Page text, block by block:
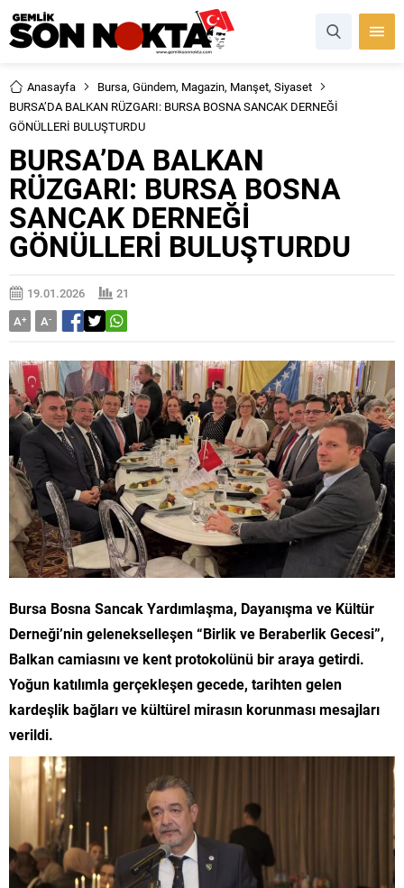
Anasayfa Bursa, Gündem, Magazin, Manşet, Siyaset
BURSA’DA BALKAN RÜZGARI: BURSA BOSNA SANCAK DERNEĞİ
GÖNÜLLERİ BULUŞTURDU
BURSA’DA BALKAN
RÜZGARI: BURSA BOSNA
SANCAK DERNEĞİ
GÖNÜLLERİ BULUŞTURDU
19.01.2026
21
A+ A-
Bursa Bosna Sancak Yardımlaşma, Dayanışma ve Kültür
Derneği’nin gelenekselleşen “Birlik ve Beraberlik Gecesi”,
Balkan camiasını ve kent protokolünü bir araya getirdi.
Yoğun katılımla gerçekleşen gecede, tarihten gelen
kardeşlik bağları ve kültürel mirasın korunması mesajları
verildi.